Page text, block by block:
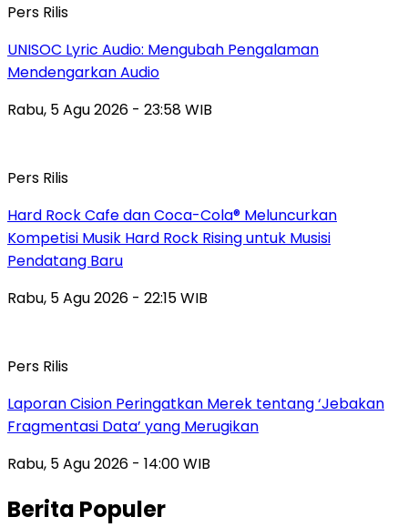
Pers Rilis
UNISOC Lyric Audio: Mengubah Pengalaman
Mendengarkan Audio
Rabu, 5 Agu 2026 - 23:58 WIB
Pers Rilis
Hard Rock Cafe dan Coca-Cola® Meluncurkan
Kompetisi Musik Hard Rock Rising untuk Musisi
Pendatang Baru
Rabu, 5 Agu 2026 - 22:15 WIB
Pers Rilis
Laporan Cision Peringatkan Merek tentang ‘Jebakan
Fragmentasi Data’ yang Merugikan
Rabu, 5 Agu 2026 - 14:00 WIB
Berita Populer